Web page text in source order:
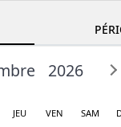
2026
JEU VEN SAM